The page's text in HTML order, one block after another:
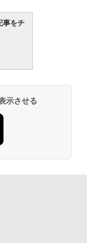
事をチ
示させる